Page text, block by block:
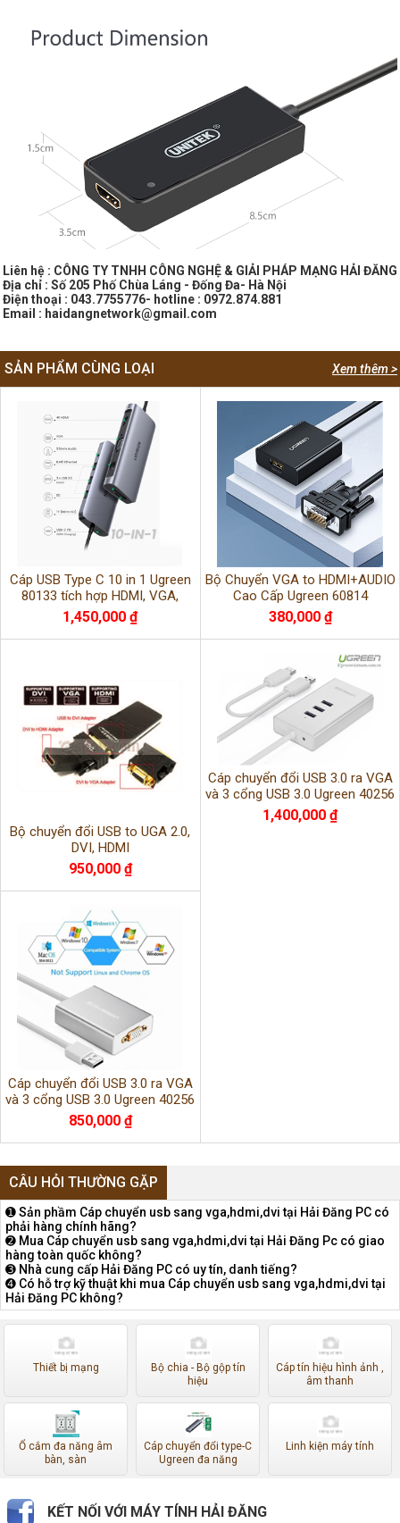
Liên hệ : CÔNG TY TNHH CÔNG NGHỆ & GIẢI PHÁP MẠNG HẢI ĐĂNG
Địa chỉ : Số 205 Phố Chùa Láng - Đống Đa- Hà Nội
Điện thoại : 043.7755776- hotline : 0972.874.881
Email : haidangnetwork@gmail.com
Xem thêm >
SẢN PHẨM CÙNG LOẠI
Cáp USB Type C 10 in 1 Ugreen
80133 tích hợp HDMI, VGA,
3.5mm, Lan, USB 3.0
1,450,000 ₫
Bộ Chuyển VGA to HDMI+AUDIO
Cao Cấp Ugreen 60814
380,000 ₫
Bộ chuyển đổi USB to UGA 2.0,
DVI, HDMI
950,000 ₫
Cáp chuyển đổi USB 3.0 ra VGA
và 3 cổng USB 3.0 Ugreen 40256
1,400,000 ₫
Cáp chuyển đổi USB 3.0 ra VGA
và 3 cổng USB 3.0 Ugreen 40256
850,000 ₫
CÂU HỎI THƯỜNG GẶP
➊ Sản phầm Cáp chuyển usb sang vga,hdmi,dvi tại Hải Đăng PC có
phải hàng chính hãng?
➋ Mua Cáp chuyển usb sang vga,hdmi,dvi tại Hải Đăng Pc có giao
hàng toàn quốc không?
➌ Nhà cung cấp Hải Đăng PC có uy tín, danh tiếng?
➍ Có hỗ trợ kỹ thuật khi mua Cáp chuyển usb sang vga,hdmi,dvi tại
Hải Đăng PC không?
Thiết bị mạng
Bộ chia - Bộ gộp tín
hiệu
Cáp tín hiệu hình ảnh ,
âm thanh
Ổ cắm đa năng âm
bàn, sàn
Cáp chuyển đổi type-C
Ugreen đa năng
Linh kiện máy tính
KẾT NỐI VỚI MÁY TÍNH HẢI ĐĂNG